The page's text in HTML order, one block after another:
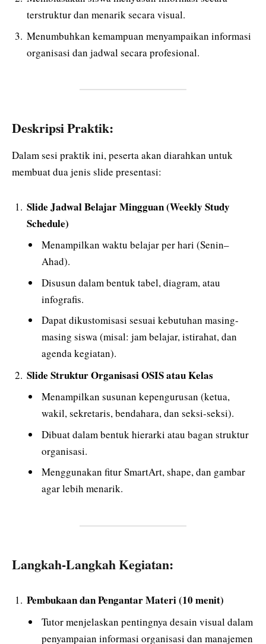
terstruktur dan menarik secara visual.
Menumbuhkan kemampuan menyampaikan informasi
organisasi dan jadwal secara profesional.
Deskripsi Praktik:
Dalam sesi praktik ini, peserta akan diarahkan untuk
membuat dua jenis slide presentasi:
Slide Jadwal Belajar Mingguan (Weekly Study
Schedule)
Menampilkan waktu belajar per hari (Senin–
Ahad).
Disusun dalam bentuk tabel, diagram, atau
infografis.
Dapat dikustomisasi sesuai kebutuhan masing-
masing siswa (misal: jam belajar, istirahat, dan
agenda kegiatan).
Slide Struktur Organisasi OSIS atau Kelas
Menampilkan susunan kepengurusan (ketua,
wakil, sekretaris, bendahara, dan seksi-seksi).
Dibuat dalam bentuk hierarki atau bagan struktur
organisasi.
Menggunakan fitur SmartArt, shape, dan gambar
agar lebih menarik.
Langkah-Langkah Kegiatan:
Pembukaan dan Pengantar Materi (10 menit)
Tutor menjelaskan pentingnya desain visual dalam
penyampaian informasi organisasi dan manajemen